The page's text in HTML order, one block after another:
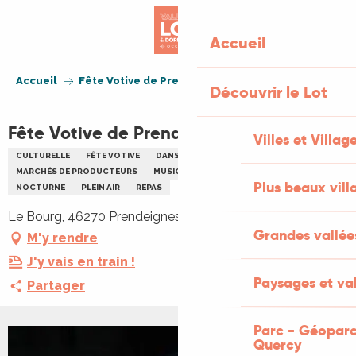
Accueil
Découvrir le Lot
Villes et
Plus beaux
Grandes
Paysages et
Parc -
Quercy
Accueil Fête Votive de Prendeignes
Fête Votive de Prendeignes
CULTURELLE FÊTE VOTIVE DANSE
MARCHÉS DE PRODUCTEURS
MUSIQUE
NOCTURNE
PLEIN AIR REPAS
Le Bourg, 46270 Prendeignes
M'y rendre
J'y vais en train !
Partager
+1 PHOTO